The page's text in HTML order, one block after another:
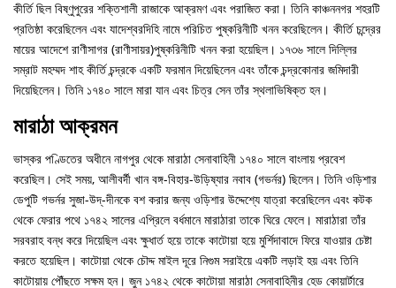
কীর্তি ছিল বিষ্ণুপুরের শক্তিশালী রাজাকে আক্রমণ এবং পরাজিত করা। তিনি কাঞ্চননগর শহরটি
প্রতিষ্ঠা করেছিলেন এবং যাদেশ্বরদিহি নামে পরিচিত পুষ্করিনীটি খনন করেছিলেন। কীর্তি চন্দ্রের
মায়ের আদেশে রাণীসাগর (রাণীসায়র)পুষ্করিনীটি খনন করা হয়েছিল। ১৭৩৬ সালে দিল্লির
সম্রাট মহম্মদ শাহ কীর্তি চন্দ্রকে একটি ফরমান দিয়েছিলেন এবং তাঁকে চন্দ্রকোনার জমিদারী
দিয়েছিলেন। তিনি ১৭৪০ সালে মারা যান এবং চিত্র সেন তাঁর স্থলাভিষিক্ত হন।
মারাঠা আক্রমন
ভাস্কর পণ্ডিতের অধীনে নাগপুর থেকে মারাঠা সেনাবাহিনী ১৭৪০ সালে বাংলায় প্রবেশ
করেছিল। সেই সময়, আলীবর্দী খান বঙ্গ-বিহার-উড়িষ্যার নবাব (গভর্নর) ছিলেন। তিনি ওড়িশার
ডেপুটি গভর্নর সুজা-উদ্-দীনকে বশ করার জন্য ওড়িশার উদ্দেশ্যে যাত্রা করেছিলেন এবং কটক
থেকে ফেরার পথে ১৭৪২ সালের এপ্রিলে বর্ধমানে মারাঠারা তাকে ঘিরে ফেলে। মারাঠারা তাঁর
সরবরাহ বন্ধ করে দিয়েছিল এবং ক্ষুধার্ত হয়ে তাকে কাটোয়া হয়ে মুর্শিদাবাদে ফিরে যাওয়ার চেষ্টা
করতে হয়েছিল। কাটোয়া থেকে চৌদ্দ মাইল দূরে নিগুম সরাইয়ে একটি লড়াই হয় এবং তিনি
কাটোয়ায় পৌঁছতে সক্ষম হন। জুন ১৭৪২ থেকে কাটোয়া মারাঠা সেনাবাহিনীর হেড কোয়ার্টারে